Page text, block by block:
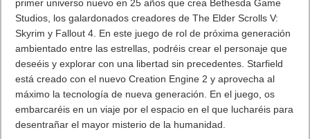
primer universo nuevo en 25 años que crea Bethesda Game
Studios, los galardonados creadores de The Elder Scrolls V:
Skyrim y Fallout 4. En este juego de rol de próxima generación
ambientado entre las estrellas, podréis crear el personaje que
deseéis y explorar con una libertad sin precedentes. Starfield
está creado con el nuevo Creation Engine 2 y aprovecha al
máximo la tecnología de nueva generación. En el juego, os
embarcaréis en un viaje por el espacio en el que lucharéis para
desentrañar el mayor misterio de la humanidad.